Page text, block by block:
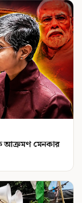
আক্রমণ মেনকার